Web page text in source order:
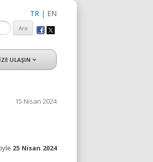
TR | EN
ULAŞIN
15 Nisan 2024
25 Nisan 2024